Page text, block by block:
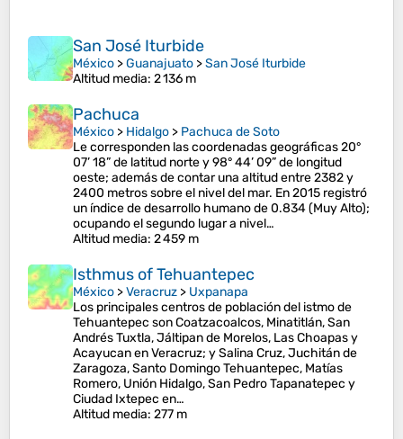
San José Iturbide
México >Guanajuato >San José Iturbide
Altitud media: 2 136 m
Pachuca
México > Hidalgo > Pachuca de Soto
Le corresponden las coordenadas geográficas 20°
07’ 18” de latitud norte y 98° 44’ 09” de longitud
oeste; además de contar una altitud entre 2382 y
2400 metros sobre el nivel del mar.​ En 2015 registró
un índice de desarrollo humano de 0.834 (Muy Alto);
ocupando el segundo lugar a nivel…
Altitud media: 2 459 m
Isthmus of Tehuantepec
México >Veracruz > Uxpanapa
Los principales centros de población del istmo de
Tehuantepec son Coatzacoalcos, Minatitlán, San
Andrés Tuxtla, Jáltipan de Morelos, Las Choapas y
Acayucan en Veracruz; y Salina Cruz, Juchitán de
Zaragoza, Santo Domingo Tehuantepec, Matías
Romero, Unión Hidalgo, San Pedro Tapanatepec y
Ciudad Ixtepec en…
Altitud media: 277 m